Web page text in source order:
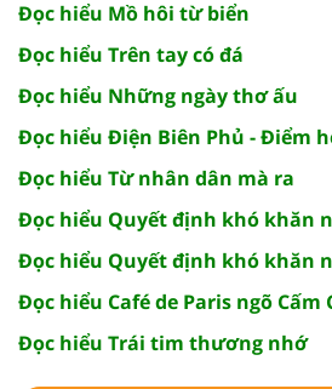
Đọc hiểu Mồ hôi từ biển
Đọc hiểu Trên tay có đá
Đọc hiểu Những ngày thơ ấu
Đọc hiểu Điện Biên Phủ - Điểm
Đọc hiểu Từ nhân dân mà ra
Đọc hiểu Quyết định khó khăn
Đọc hiểu Quyết định khó khăn
Đọc hiểu Café de Paris ngõ Cấm
Đọc hiểu Trái tim thương nhớ